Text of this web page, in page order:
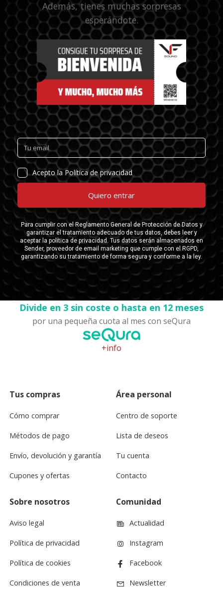
Además, tienes muchas sorpresas
esperándote.
Divide en 3 sin coste o hasta en 12 meses
por una pequeña cuota al mes con seQura
+info
Tus compras
Cómo comprar
Métodos de pago
Envío, devolución y garantía
Cupones y ofertas
Área personal
Centro de soporte
Lista de deseos
Tu cuenta
Contacto
Sobre nosotros
Aviso legal
Política de privacidad
Política de cookies
Condiciones de venta
Comunidad
Actualidad
Instagram
Facebook
Newsletter